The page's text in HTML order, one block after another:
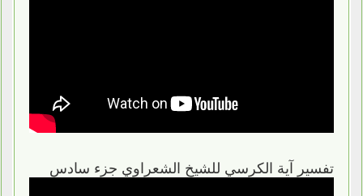
تفسير آية الكرسي للشيخ الشعراوي جزء سادس